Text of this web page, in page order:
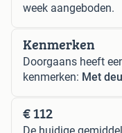
week aangeboden.
Kenmerken
Doorgaans heeft
kenmerken: Met
€ 112